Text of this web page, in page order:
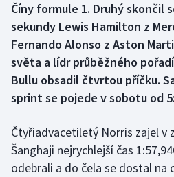
Curling
Dostihy
Florbal
Futsal
Golf
Číny formule 1. Druhý skončil
sekundy Lewis Hamilton z
Fernando Alonso z Aston
světa a lídr průběžného
Bullu obsadil čtvrtou příčku.
sprint se pojede v sobotu od
Čtyřiadvacetiletý Norris zajel v
Šanghaji nejrychlejší čas
odebrali a do čela se dostal na